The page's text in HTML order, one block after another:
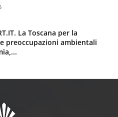
La Toscana per la
preoccupazioni ambientali